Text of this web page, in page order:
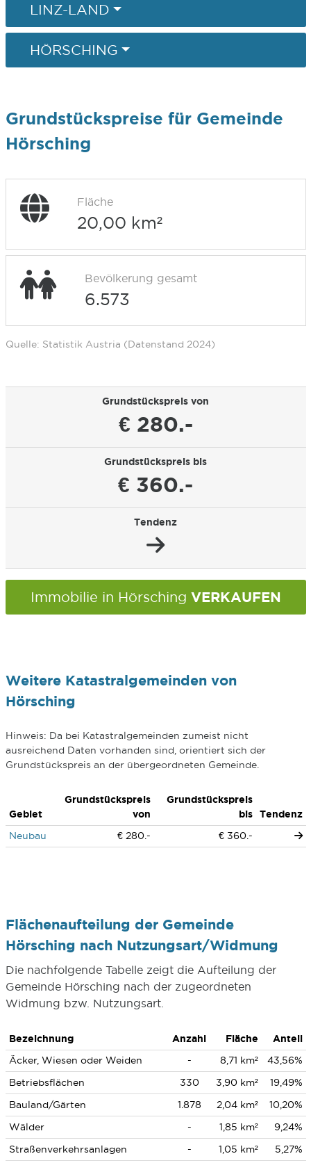
LINZ-LAND
HÖRSCHING
Grundstückspreise für Gemeinde
Hörsching
Fläche
20,00 km²
Bevölkerung gesamt
6.573
Quelle: Statistik Austria (Datenstand 2024)
Grundstückspreis von
€ 280.-
Grundstückspreis bis
€ 360.-
Tendenz
Immobilie in Hörsching VERKAUFEN
Weitere Katastralgemeinden von
Hörsching
Hinweis: Da bei Katastralgemeinden zumeist nicht
ausreichend Daten vorhanden sind, orientiert sich der
Grundstückspreis an der übergeordneten Gemeinde.
Gebiet
Grundstückspreis
von
Grundstückspreis
bis
Tendenz
Neubau
€ 280.- € 360.-
Flächenaufteilung der Gemeinde
Hörsching nach Nutzungsart/Widmung
Die nachfolgende Tabelle zeigt die Aufteilung der
Gemeinde Hörsching nach der zugeordneten
Widmung bzw. Nutzungsart.
Bezeichnung Anzahl Fläche
Anteil
Äcker, Wiesen oder Weiden
- 8,71 km²
43,56%
Betriebsflächen
330 3,90 km²
19,49%
Bauland/Gärten
1.878 2,04 km²
10,20%
Wälder
- 1,85 km²
9,24%
Straßenverkehrsanlagen
- 1,05 km² 5,27%